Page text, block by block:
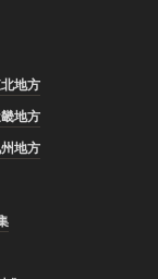
地方
地方
地方